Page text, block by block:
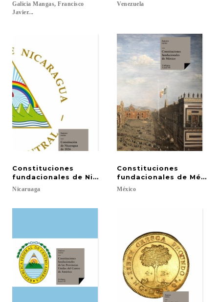
Galicia Mangas, Francisco
Javier...
Venezuela
Constituciones
fundacionales de Nicaragua
Nicaruaga
Constituciones
fundacionales de México
México